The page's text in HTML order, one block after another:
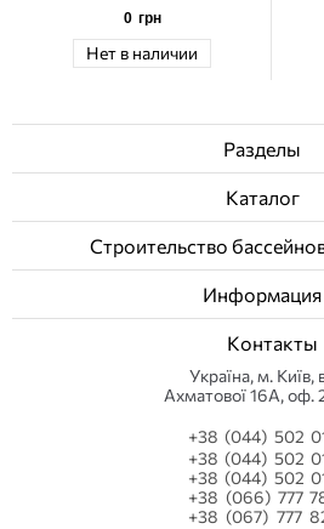
0 грн
Нет в наличии
Разделы
Каталог
Строительство
Информация
Контакты
Українa, м. Київ,
Ахматової 16А, оф.
+38 (044) 502
+38 (044) 502
+38 (044) 502
+38 (066) 777
+38 (067) 777